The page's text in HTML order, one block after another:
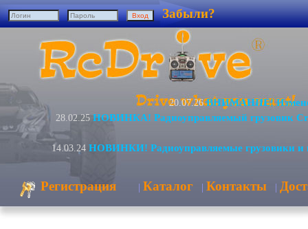
Забыли?
20.07.26 ВНИМАНИЕ!
28.02.25 НОВИНКА! Радиоуправляемый грузовик
14.03.24 НОВИНКИ! Радиоуправляемые грузовики и
Регистрация | Каталог | Контакты |